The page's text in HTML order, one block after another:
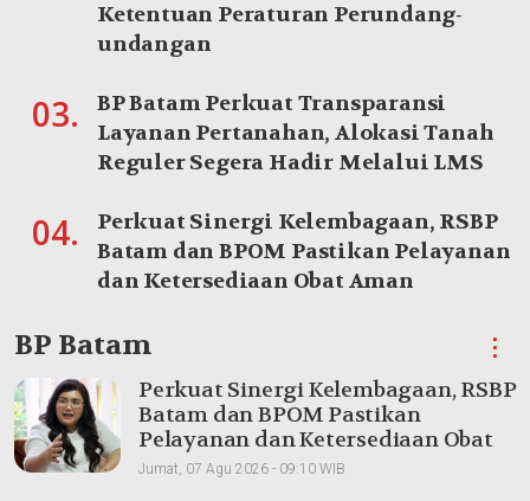
Ketentuan Peraturan Perundang-
undangan
03.
BP Batam Perkuat Transparansi
Layanan Pertanahan, Alokasi Tanah
Reguler Segera Hadir Melalui LMS
04.
Perkuat Sinergi Kelembagaan, RSBP
Batam dan BPOM Pastikan Pelayanan
dan Ketersediaan Obat Aman
BP Batam ⋮
Perkuat Sinergi Kelembagaan, RSBP
Batam dan BPOM Pastikan
Pelayanan dan Ketersediaan Obat
Aman
Jumat, 07 Agu 2026 - 09:10 WIB